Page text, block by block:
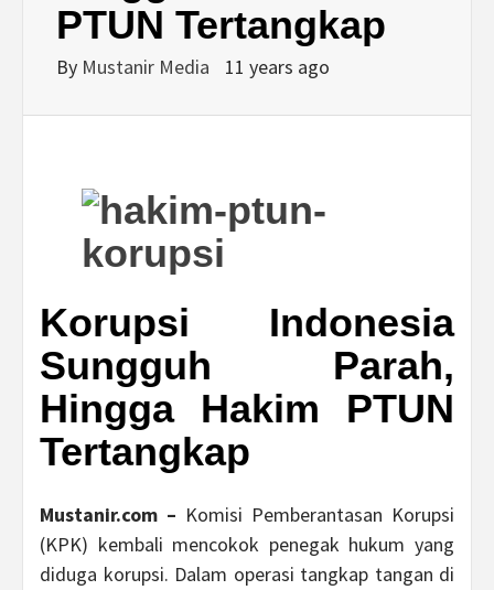
PTUN Tertangkap
By Mustanir Media 11 years ago
Korupsi Indonesia
Sungguh Parah,
Hingga Hakim PTUN
Tertangkap
Mustanir.com – Komisi Pemberantasan Korupsi
(KPK) kembali mencokok penegak hukum yang
diduga korupsi. Dalam operasi tangkap tangan di